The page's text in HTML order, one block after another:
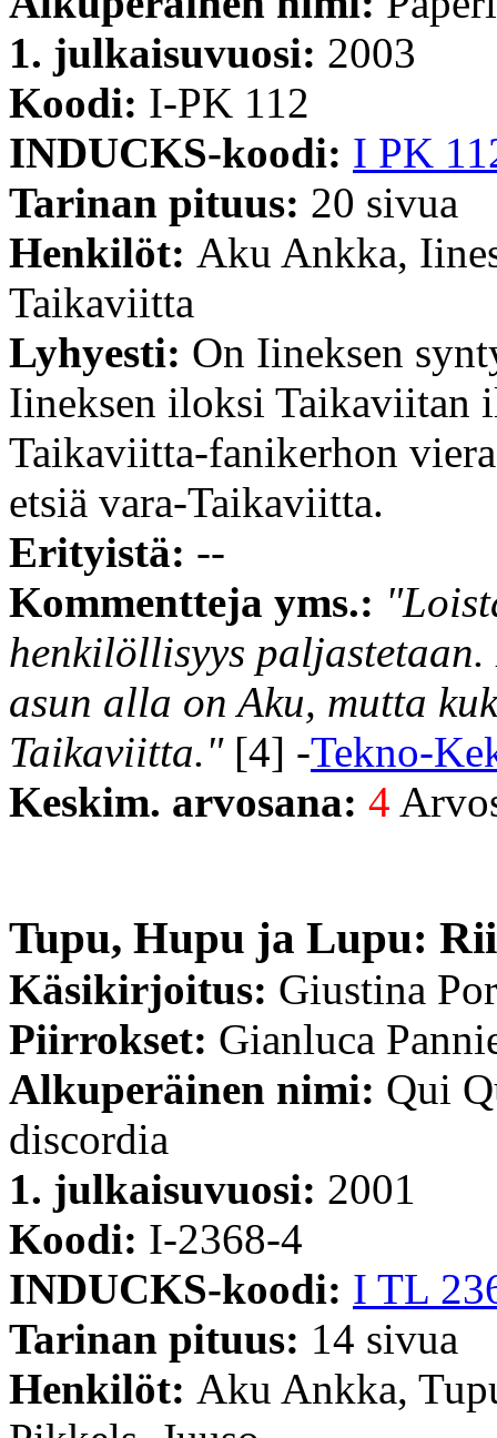
1. julkaisuvuosi: 2003
Koodi: I-PK 112
INDUCKS-koodi: I PK
Tarinan pituus: 20 sivua
Henkilöt: Aku Ankka,
Taikaviitta
Lyhyesti: On Iineksen
Iineksen iloksi Taikaviitan
Taikaviitta-fanikerhon
etsiä vara-Taikaviitta.
Erityistä: --
Kommentteja yms.:
henkilöllisyys
asun alla on Aku, mutta
Taikaviitta."[4] -Tekno-
Keskim. arvosana: 4
Tupu, Hupu ja Lupu:
Käsikirjoitus: Giustina
Piirrokset: Gianluca
Alkuperäinen nimi: Qui
discordia
1. julkaisuvuosi: 2001
Koodi: I-2368-4
INDUCKS-koodi: I TL
Tarinan pituus: 14 sivua
Henkilöt: Aku Ankka,